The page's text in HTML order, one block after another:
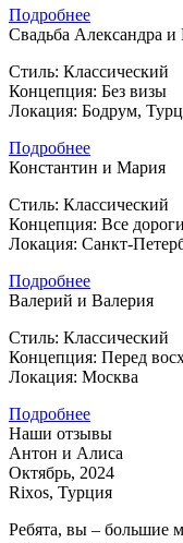
Подробнее
Свадьба Александра
Стиль: Классический
Концепция: Без визы
Локация: Бодрум,
Подробнее
Константин и Мария
Стиль: Классический
Концепция: Все
Локация: Санкт-
Подробнее
Валерий и Валерия
Стиль: Классический
Концепция: Перед
Локация: Москва
Подробнее
Наши отзывы
Антон и Алиса
Октябрь, 2024
Rixos, Турция
Ребята, вы – большие